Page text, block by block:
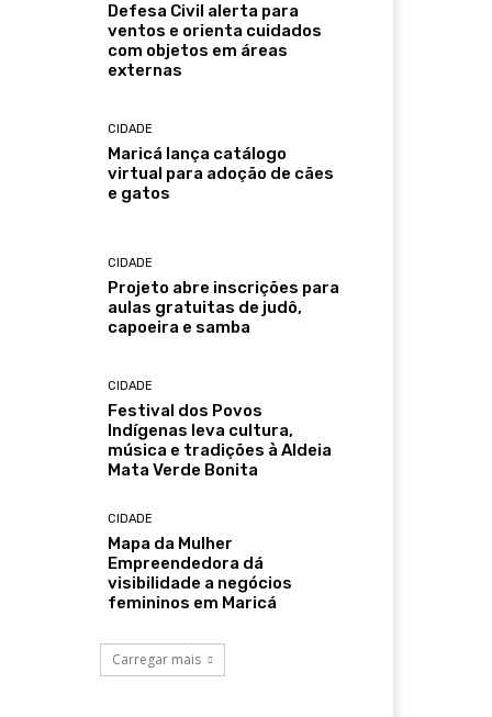
Defesa Civil alerta para
ventos e orienta cuidados
com objetos em áreas
externas
CIDADE
Maricá lança catálogo
virtual para adoção de cães
e gatos
CIDADE
Projeto abre inscrições para
aulas gratuitas de judô,
capoeira e samba
CIDADE
Festival dos Povos
Indígenas leva cultura,
música e tradições à Aldeia
Mata Verde Bonita
CIDADE
Mapa da Mulher
Empreendedora dá
visibilidade a negócios
femininos em Maricá
Carregar mais